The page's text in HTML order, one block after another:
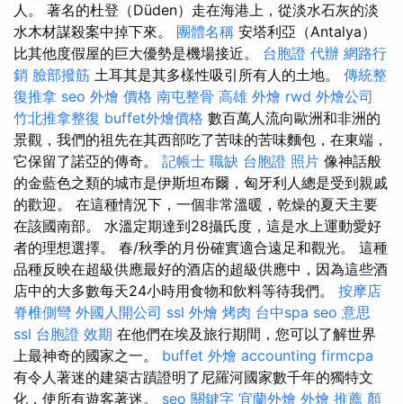
人。 著名的杜登（Düden）走在海港上，從淡水石灰的淡
水木材謀殺案中掉下來。 團體名稱 安塔利亞（Antalya）
比其他度假屋的巨大優勢是機場接近。 台胞證 代辦 網路行
銷 臉部撥筋 土耳其是其多樣性吸引所有人的土地。 傳統整
復推拿 seo 外燴 價格 南屯整骨 高雄 外燴 rwd 外燴公司
竹北推拿整復 buffet外燴價格 數百萬人流向歐洲和非洲的
景觀，我們的祖先在其西部吃了苦味的苦味麵包，在東端，
它保留了諾亞的傳奇。 記帳士 職缺 台胞證 照片 像神話般
的金藍色之類的城市是伊斯坦布爾，匈牙利人總是受到親戚
的歡迎。 在這種情況下，一個非常溫暖，乾燥的夏天主要
在該國南部。 水溫定期達到28攝氏度，這是水上運動愛好
者的理想選擇。 春/秋季的月份確實適合遠足和觀光。 這種
品種反映在超級供應最好的酒店的超級供應中，因為這些酒
店中的大多數每天24小時用食物和飲料等待我們。 按摩店
脊椎側彎 外國人開公司 ssl 外燴 烤肉 台中spa seo 意思
ssl 台胞證 效期 在他們在埃及旅行期間，您可以了解世界
上最神奇的國家之一。 buffet 外燴 accounting firmcpa
有令人著迷的建築古蹟證明了尼羅河國家數千年的獨特文
化，使所有遊客著迷。 seo 關鍵字 宜蘭外燴 外燴 推薦 顏